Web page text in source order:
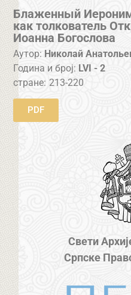
Блаженный
как толкователь
Иоанна Богослова
Аутор: Николай
Година и број: LVI - 2
стране: 213-220
PDF
Свети
Српске